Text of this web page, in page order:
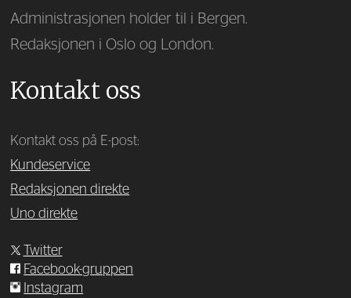
Administrasjonen holder til i Bergen.
Redaksjonen i Oslo og London.
Kontakt oss
Kontakt oss på E-post:
Kundeservice
Redaksjonen direkte
Uno direkte
Twitter
Facebook-gruppen
Instagram